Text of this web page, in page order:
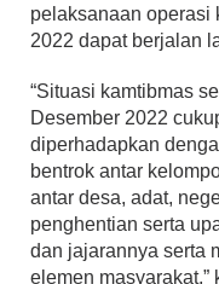
pelaksanaan operasi
2022 dapat berjalan
“Situasi kamtibmas
Desember 2022
diperhadapkan
bentrok antar
antar desa, adat,
penghentian serta
dan jajarannya serta
elemen masyarakat,”